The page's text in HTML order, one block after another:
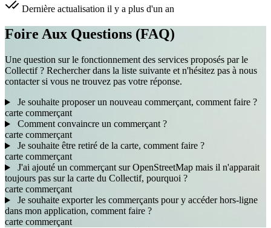
Dernière actualisation il y a plus d'un an
Foire Aux Questions (FAQ)
Une question sur le fonctionnement des services proposés par le
Collectif ? Rechercher dans la liste suivante et n'hésitez pas à nous
contacter si vous ne trouvez pas votre réponse.
Je souhaite proposer un nouveau commerçant, comment faire ?
carte commerçant
Comment convaincre un commerçant ?
carte commerçant
Je souhaite être retiré de la carte, comment faire ?
carte commerçant
J'ai ajouté un commerçant sur OpenStreetMap mais il n'apparait
toujours pas sur la carte du Collectif, pourquoi ?
carte commerçant
Je souhaite exporter les commerçants pour y accéder hors-ligne
dans mon application, comment faire ?
carte commerçant